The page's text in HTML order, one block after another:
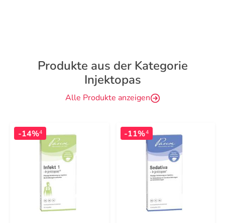
Produkte aus der Kategorie
Injektopas
Alle Produkte anzeigen
-14%4 -11%4